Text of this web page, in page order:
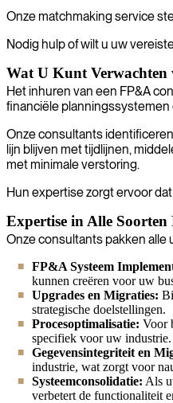
Onze matchmaking service
Nodig hulp of wilt u uw
Wat U Kunt
Het inhuren van een FP&A
financiële
Onze consultants
lijn blijven met tijdlijnen,
met minimale verstoring.
Hun expertise zorgt ervoor
Expertise in Alle
Onze consultants pakken alle
FP&A Systeem
kunnen creëren voor uw
Upgrades en Migraties:
strategische doelstellingen.
Procesoptimalisatie: Voor
specifiek voor uw industrie.
Gegevensintegriteit en
industrie, wat zorgt voor
Systeemconsolidatie: Als
verbetert de functionaliteit